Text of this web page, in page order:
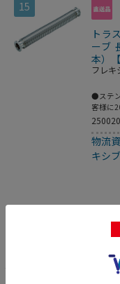
15
トラ
ーブ
本）
フレキ
●ステ
客様に
用。●
力：FV
耐熱温
乗]]Pa
物流
キシ